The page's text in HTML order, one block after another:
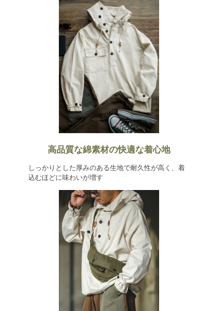
高品質な綿素材の快適な着心地
しっかりとした厚みのある生地で耐久性が高く、着
込むほどに味わいが増す